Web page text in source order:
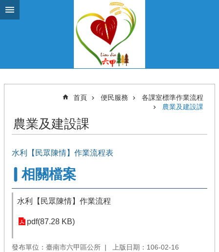
跳到主要內容區塊
首頁 便民服務
各課室標準作業流程
農業及建設課
農業及建設課
水利【民眾陳情】作業流程表
相關檔案
水利【民眾陳情】作業流程
pdf(87.28 KB)
發布單位：臺南市六甲區公所
上版日期：106-02-16